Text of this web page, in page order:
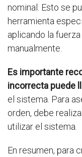
nominal. Esto se
herramienta
aplicando la
manualmente.
Es importante
incorrecta puede
el sistema. Para
orden, debe
utilizar el sistema.
En resumen, para